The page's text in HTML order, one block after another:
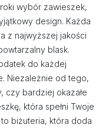
wybór zawieszek,
design. Każda
z najwyższej jakości
blask.
do każdej
Niezależnie od tego,
czy bardziej okazałe
która spełni Twoje
biżuteria, która doda